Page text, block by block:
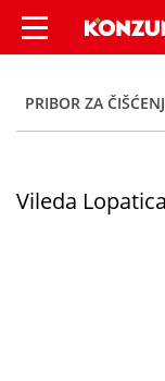
PRIBOR ZA
Vileda